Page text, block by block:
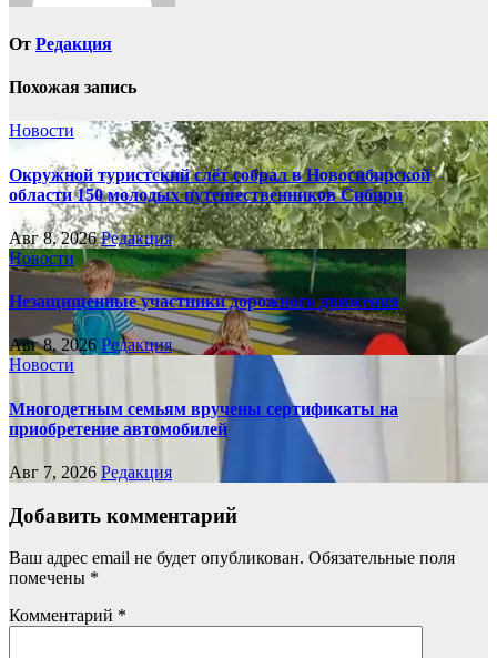
От Редакция
Похожая запись
Новости
Окружной туристский слёт собрал в Новосибирской
области 150 молодых путешественников Сибири
Авг 8, 2026Редакция
Новости
Незащищенные участники дорожного движения
Авг 8, 2026 Редакция
Новости
Многодетным семьям вручены сертификаты на
приобретение автомобилей
Авг 7, 2026 Редакция
Добавить комментарий
Ваш адрес email не будет опубликован. Обязательные поля
помечены *
Комментарий *